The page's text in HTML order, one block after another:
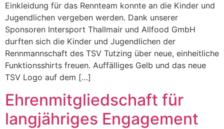
Einkleidung für das Rennteam konnte an die Kinder und
Jugendlichen vergeben werden. Dank unserer
Sponsoren Intersport Thallmair und Allfood GmbH
durften sich die Kinder und Jugendlichen der
Rennmannschaft des TSV Tutzing über neue, einheitliche
Funktionsshirts freuen. Auffälliges Gelb und das neue
TSV Logo auf dem […]
Ehrenmitgliedschaft für
langjähriges Engagement